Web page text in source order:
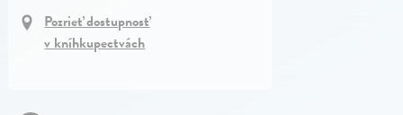
Pozrieť dostupnosť
v kníhkupectvách